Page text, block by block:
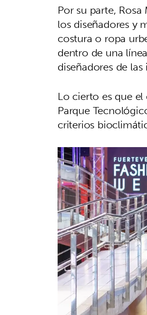
Por su parte,
los diseñadores y
costura o ropa
dentro de una
diseñadores de
Lo cierto es que
Parque
criterios